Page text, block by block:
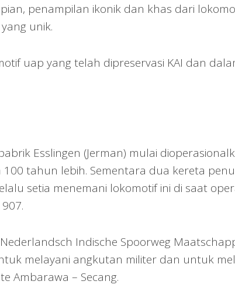
penampilan ikonik dan khas dari
unik.
uap yang telah dipreservasi KAI dan
Esslingen (Jerman) mulai
tahun lebih. Sementara dua kereta
setia menemani lokomotif ini di saat
Indische Spoorweg
melayani angkutan militer dan untuk
Ambarawa – Secang.